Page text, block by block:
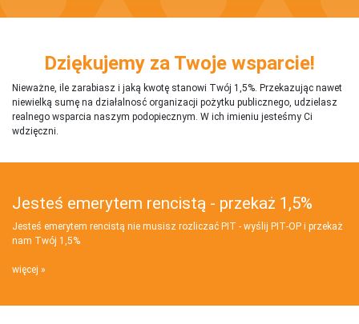
Dziękujemy za Twoje wsparcie!
Nieważne, ile zarabiasz i jaką kwotę stanowi Twój 1,5%. Przekazując nawet
niewielką sumę na działalnosć organizacji pożytku publicznego, udzielasz
realnego wsparcia naszym podopiecznym. W ich imieniu jesteśmy Ci
wdzięczni.
Jesteś emerytem rencistą - przekaż 1,5%
Jesteś emerytem rencistą nie musisz rozliczać PIT - wyślij PIT‑OP i przekaż
nam Twój 1,5%
więcej